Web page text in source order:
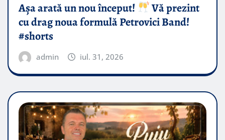
Așa arată un nou început!
Vă prezint
cu drag noua formulă Petrovici Band!
#shorts
admin iul. 31, 2026